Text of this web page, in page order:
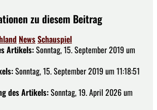
zu diesem Beitrag
NewsSchauspiel
Artikels:Sonntag, 15. September 2019 um
Sonntag, 15. September 2019 um 11:18:51
des Artikels:Sonntag, 19. April 2026 um